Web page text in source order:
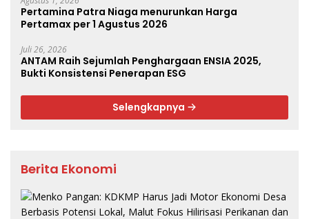
Pertamina Patra Niaga menurunkan Harga
Pertamax per 1 Agustus 2026
Juli 26, 2026
ANTAM Raih Sejumlah Penghargaan ENSIA 2025,
Bukti Konsistensi Penerapan ESG
Selengkapnya
Berita Ekonomi